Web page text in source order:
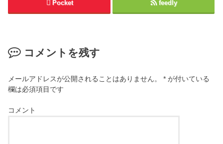
Pocket feedly
コメントを残す
メールアドレスが公開されることはありません。 * が付いている
欄は必須項目です
コメント